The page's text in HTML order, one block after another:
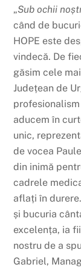
„Sub ochii
când de
HOPE este
vindecă. De
găsim cele
Județean de
aducem în
unic,
de vocea
din inimă
cadrele
aflați în
și bucuria
excelența, ia
nostru de a
Gabriel,